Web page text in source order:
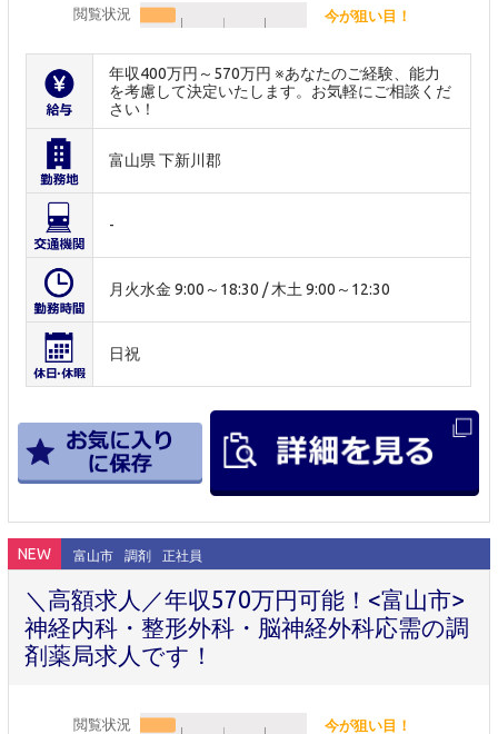
閲覧状況 今が狙い目！
年収400万円～570万円 ※あなたのご経験、能力
を考慮して決定いたします。お気軽にご相談くだ
さい！
富山県 下新川郡
-
月火水金 9:00～18:30 / 木土 9:00～12:30
日祝
NEW 富山市 調剤 正社員
＼高額求人／年収570万円可能！<富山市>
神経内科・整形外科・脳神経外科応需の調
剤薬局求人です！
閲覧状況 今が狙い目！